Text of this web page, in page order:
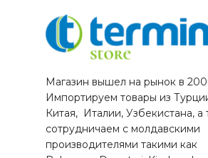
Магазин вышел на рынок в
Импортируем товары из
Китая, Италии, Узбекистана, а
сотрудничаем с молдавскими
производителями такими как